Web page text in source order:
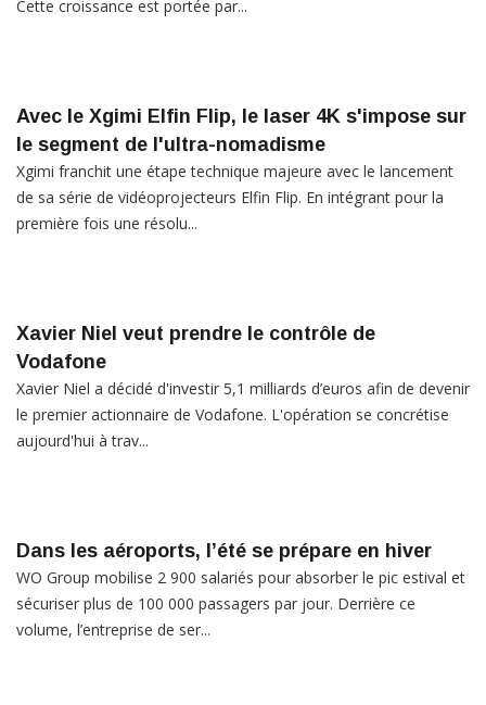
Cette croissance est portée par...
Avec le Xgimi Elfin Flip, le laser 4K s'impose sur
le segment de l'ultra-nomadisme
Xgimi franchit une étape technique majeure avec le lancement
de sa série de vidéoprojecteurs Elfin Flip. En intégrant pour la
première fois une résolu...
Xavier Niel veut prendre le contrôle de
Vodafone
Xavier Niel a décidé d'investir 5,1 milliards d’euros afin de devenir
le premier actionnaire de Vodafone. L'opération se concrétise
aujourd'hui à trav...
Dans les aéroports, l’été se prépare en hiver
WO Group mobilise 2 900 salariés pour absorber le pic estival et
sécuriser plus de 100 000 passagers par jour. Derrière ce
volume, l’entreprise de ser...